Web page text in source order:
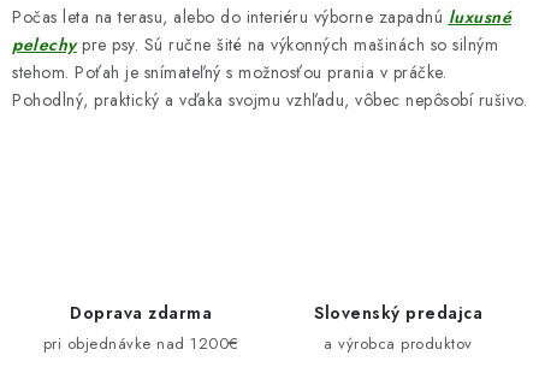
Počas leta na terasu, alebo do interiéru výborne zapadnú luxusné
pelechypre psy. Sú ručne šité na výkonných mašinách so silným
stehom. Poťah je snímateľný s možnosťou prania v práčke.
Pohodlný, praktický a vďaka svojmu vzhľadu, vôbec nepôsobí rušivo.
Doprava zdarma
pri objednávke nad 1200€
Slovenský predajca
a výrobca produktov